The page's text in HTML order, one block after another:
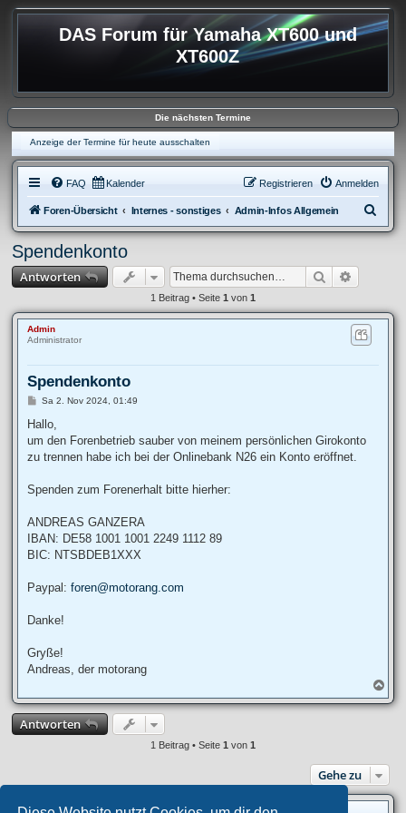
DAS Forum für Yamaha XT600 und
XT600Z
Die nächsten Termine
Anzeige der Termine für heute ausschalten
FAQ Kalender Anmelden
Registrieren
Foren-Übersicht Internes - sonstiges Admin-Infos Allgemein
u
Spendenkonto
Antworten Suche
1 Beitrag • Seite 1 von 1
Admin
Administrator
Spendenkonto
B
i
r
a
Sa 2. Nov 2024, 01:49
Hallo,
um den Forenbetrieb sauber von meinem persönlichen Girokonto
zu trennen habe ich bei der Onlinebank N26 ein Konto eröffnet.
Spenden zum Forenerhalt bitte hierher:
ANDREAS GANZERA
IBAN: DE58 1001 1001 2249 1112 89
BIC: NTSBDEB1XXX
Paypal: foren@motorang.com
Danke!
Gryße!
Andreas, der motorang
a
c
Antworten
1 Beitrag • Seite 1 von 1
Gehe zu